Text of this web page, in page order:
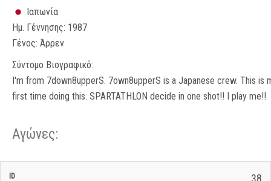
Ιαπωνία
Ημ. Γέννησης: 1987
Γένος: Άρρεν
Σύντομο Βιογραφικό:
I'm from 7down8upperS. 7own8upperS is a Japanese crew. This is
first time doing this. SPARTATHLON decide in one shot!! I play me!!
Αγώνες:
38